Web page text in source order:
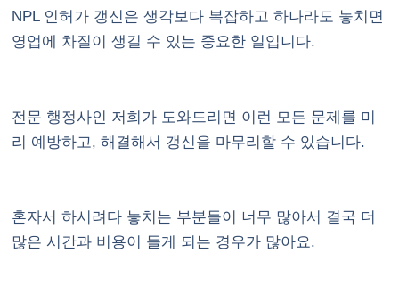
NPL 인허가 갱신은 생각보다 복잡하고 하나라도 놓치면
영업에 차질이 생길 수 있는 중요한 일입니다.
전문 행정사인 저희가 도와드리면 이런 모든 문제를 미
리 예방하고, 해결해서 갱신을 마무리할 수 있습니다.
혼자서 하시려다 놓치는 부분들이 너무 많아서 결국 더
많은 시간과 비용이 들게 되는 경우가 많아요.